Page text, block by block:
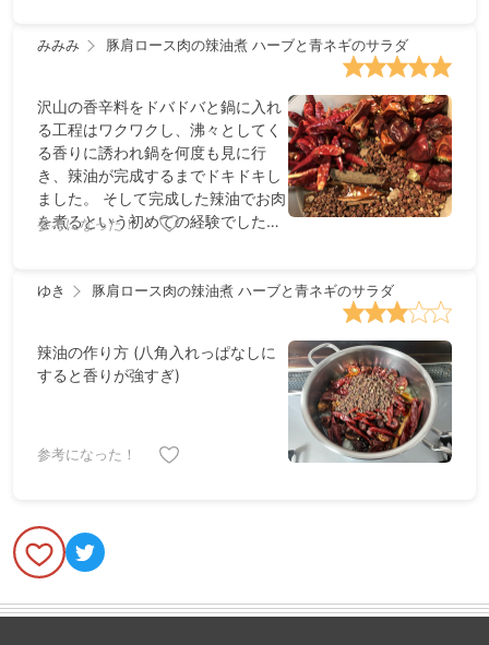
みみみ 豚肩ロース肉の辣油煮 ハーブと青ネギのサラダ
沢山の香辛料をドバドバと鍋に入れ
る工程はワクワクし、沸々としてく
る香りに誘われ鍋を何度も見に行
き、辣油が完成するまでドキドキし
ました。 そして完成した辣油でお肉
を煮るという初めての経験でした。
チリでした！！！ 残った辣油は勿体
参考になった！
ゆき 豚肩ロース肉の辣油煮 ハーブと青ネギのサラダ
辣油の作り方 (八角入れっぱなしに
すると香りが強すぎ)
参考になった！